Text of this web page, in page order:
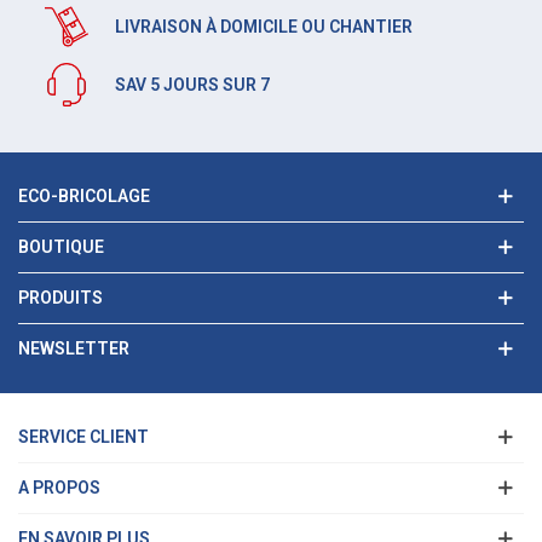
LIVRAISON À DOMICILE OU CHANTIER
SAV 5 JOURS SUR 7
ECO-BRICOLAGE
BOUTIQUE
PRODUITS
NEWSLETTER
SERVICE CLIENT
A PROPOS
EN SAVOIR PLUS